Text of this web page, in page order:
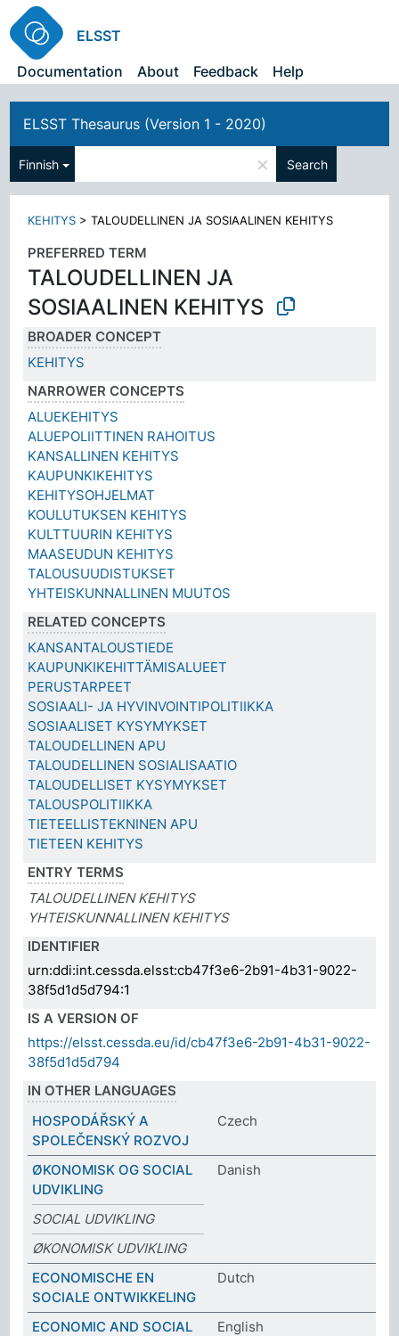
ELSST
Documentation
About Feedback Help
ELSST Thesaurus (Version 1 - 2020)
Finnish × Search
KEHITYS >TALOUDELLINEN JA SOSIAALINEN KEHITYS
PREFERRED TERM
TALOUDELLINEN JA
SOSIAALINEN KEHITYS
BROADER CONCEPT
KEHITYS
NARROWER CONCEPTS
ALUEKEHITYS
ALUEPOLIITTINEN RAHOITUS
KANSALLINEN KEHITYS
KAUPUNKIKEHITYS
KEHITYSOHJELMAT
KOULUTUKSEN KEHITYS
KULTTUURIN KEHITYS
MAASEUDUN KEHITYS
TALOUSUUDISTUKSET
YHTEISKUNNALLINEN MUUTOS
RELATED CONCEPTS
KANSANTALOUSTIEDE
KAUPUNKIKEHITTÄMISALUEET
PERUSTARPEET
SOSIAALI- JA HYVINVOINTIPOLITIIKKA
SOSIAALISET KYSYMYKSET
TALOUDELLINEN APU
TALOUDELLINEN SOSIALISAATIO
TALOUDELLISET KYSYMYKSET
TALOUSPOLITIIKKA
TIETEELLISTEKNINEN APU
TIETEEN KEHITYS
ENTRY TERMS
TALOUDELLINEN KEHITYS
YHTEISKUNNALLINEN KEHITYS
IDENTIFIER
urn:ddi:int.cessda.elsst:cb47f3e6-2b91-4b31-9022-
38f5d1d5d794:1
IS A VERSION OF
https://elsst.cessda.eu/id/cb47f3e6-2b91-4b31-9022-
38f5d1d5d794
IN OTHER LANGUAGES
HOSPODÁŘSKÝ A
SPOLEČENSKÝ ROZVOJ
Czech
ØKONOMISK OG SOCIAL
UDVIKLING
Danish
SOCIAL UDVIKLING
ØKONOMISK UDVIKLING
ECONOMISCHE EN
SOCIALE ONTWIKKELING
Dutch
ECONOMIC AND SOCIAL
English